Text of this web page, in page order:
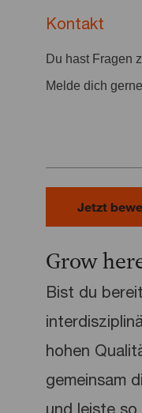
Kontakt
Du hast Fragen
Melde dich
Jetzt
Grow
Bist du
hohen
gemeinsam
und leiste